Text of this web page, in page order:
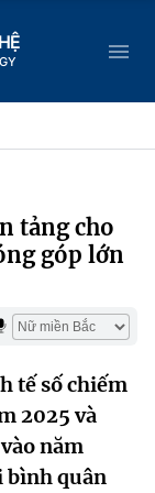
tảng cho
góp lớn
tế số chiếm
2025 và
năm
bình quân